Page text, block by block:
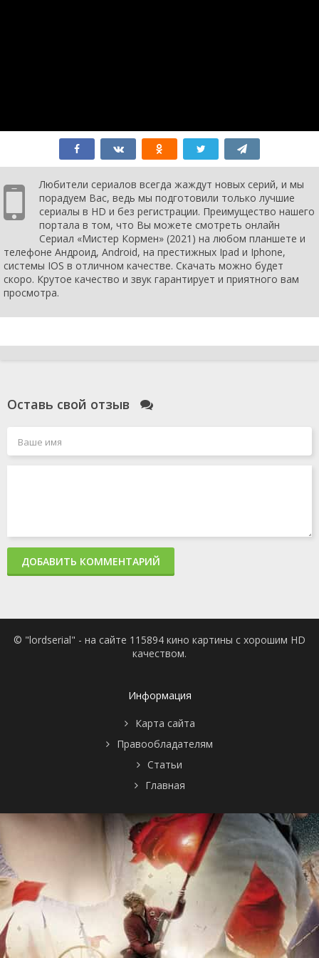
Любители сериалов всегда жаждут новых серий, и мы
порадуем Вас, ведь мы подготовили только лучшие
сериалы в HD и без регистрации. Преимущество нашего
портала в том, что Вы можете смотреть онлайн
Сериал «Мистер Кормен» (2021) на любом планшете и
телефоне Андроид, Android, на престижных Ipad и Iphone,
системы IOS в отличном качестве. Скачать можно будет
скоро. Крутое качество и звук гарантирует и приятного вам
просмотра.
Оставь свой отзыв
ДОБАВИТЬ КОММЕНТАРИЙ
© "lordserial" - на сайте 115894 кино картины с хорошим HD
качеством.
Информация
Карта сайта
Правообладателям
Статьи
Главная